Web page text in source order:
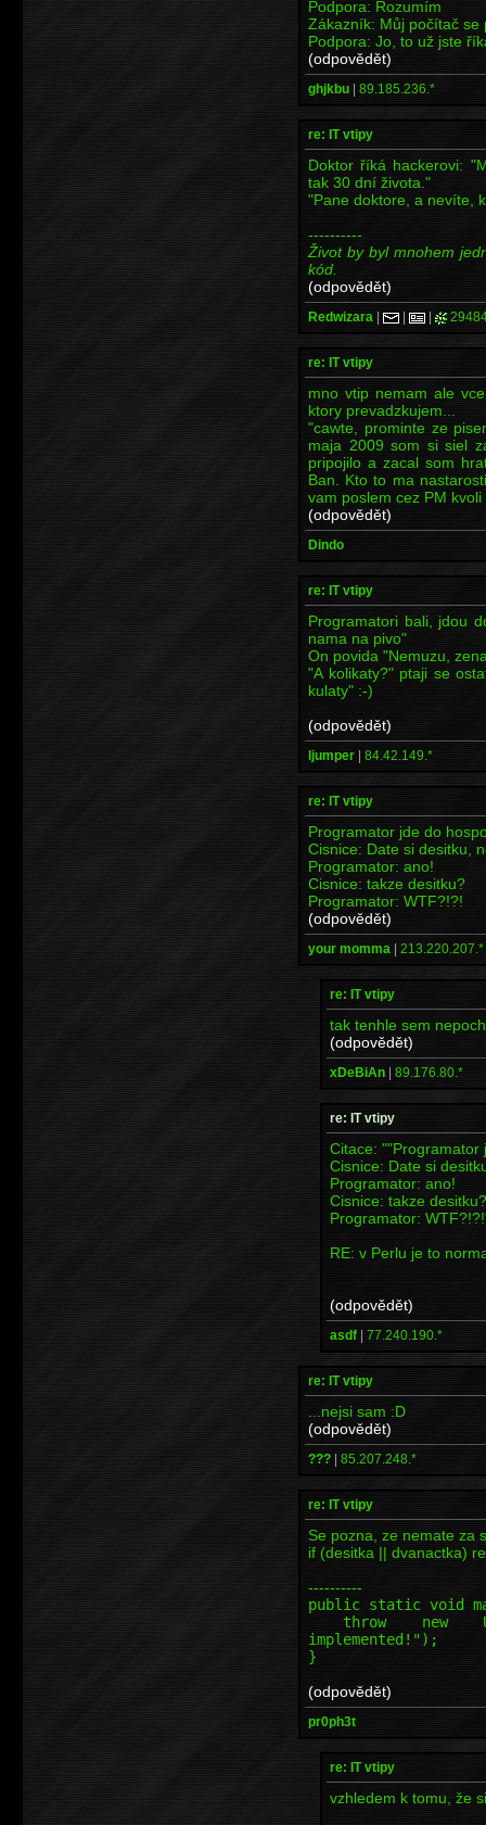
Podpora: Rozumím
Zákazník: Můj počítač se
Podpora: Jo, to už jste
(odpovědět)
ghjkbu | 89.185.236.*
re: IT vtipy
Doktor říká hackerovi:
tak 30 dní života."
"Pane doktore, a nevíte,
----------
Život by byl mnohem
kód.
(odpovědět)
Redwizara | | |
re: IT vtipy
mno vtip nemam ale
ktory prevadzkujem...
"cawte, prominte ze
maja 2009 som si siel
pripojilo a zacal som
Ban. Kto to ma
vam poslem cez PM
(odpovědět)
Dindo
re: IT vtipy
Programatori bali, jdou
nama na pivo"
On povida "Nemuzu,
"A kolikaty?" ptaji se
kulaty" :-)
(odpovědět)
ljumper | 84.42.149.*
re: IT vtipy
Programator jde do
Cisnice: Date si desitku,
Programator: ano!
Cisnice: takze desitku?
Programator: WTF?!?!
(odpovědět)
your momma | 213.220.207.*
re: IT vtipy
tak tenhle sem
(odpovědět)
xDeBiAn | 89.176.80.*
re: IT vtipy
Citace: ""Programator
Cisnice: Date si
Programator: ano!
Cisnice: takze desitku?
Programator:
RE: v Perlu je to
(odpovědět)
asdf | 77.240.190.*
re: IT vtipy
...nejsi sam :D
(odpovědět)
??? | 85.207.248.*
re: IT vtipy
Se pozna, ze nemate za
if (desitka || dvanactka)
----------
public static void
throw new
implemented!");
}
(odpovědět)
pr0ph3t
re: IT vtipy
vzhledem k tomu, že